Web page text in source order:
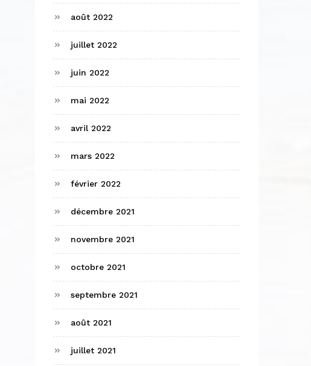
août 2022
juillet 2022
juin 2022
mai 2022
avril 2022
mars 2022
février 2022
décembre 2021
novembre 2021
octobre 2021
septembre 2021
août 2021
juillet 2021